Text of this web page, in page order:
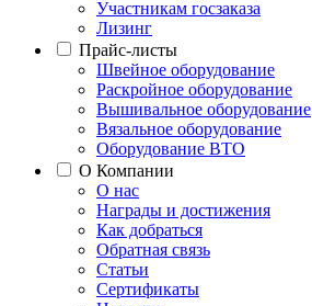
Участникам госзаказа
Лизинг
Прайс-листы
Швейное оборудование
Раскройное оборудование
Вышивальное оборудование
Вязальное оборудование
Оборудование ВТО
О Компании
О нас
Награды и достижения
Как добраться
Обратная связь
Статьи
Сертификаты